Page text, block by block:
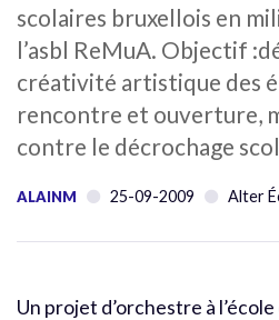
scolaires bruxellois en
l’asbl ReMuA. Objectif
créativité artistique des
rencontre et ouverture,
contre le décrochage
ALAINM 25-09-2009 Alter
Un projet d’orchestre à